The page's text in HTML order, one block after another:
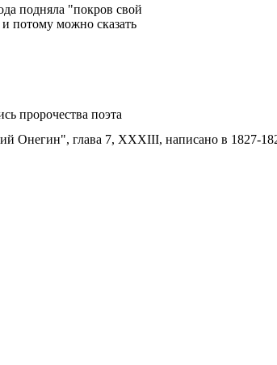
подняла "покров свой
потому можно сказать
пророчества поэта
глава 7, XXXIII, написано в 1827-